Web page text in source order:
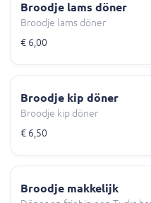
Broodje lams döner
Broodje lams döner
€ 6,00
Broodje kip döner
Broodje kip döner
€ 6,50
Broodje makkelijk